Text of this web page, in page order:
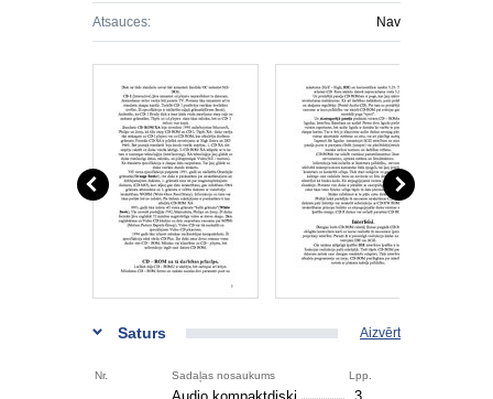
Atsauces: Nav
Saturs Aizvērt
Nr. Sadaļas nosaukums Lpp.